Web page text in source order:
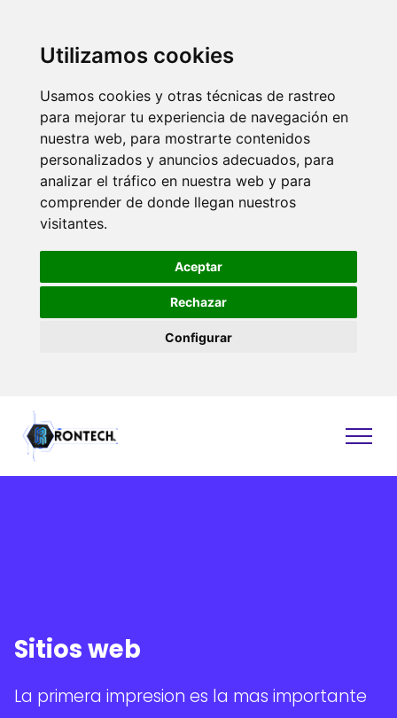
Utilizamos cookies
Usamos cookies y otras técnicas de rastreo
para mejorar tu experiencia de navegación en
nuestra web, para mostrarte contenidos
personalizados y anuncios adecuados, para
analizar el tráfico en nuestra web y para
comprender de donde llegan nuestros
visitantes.
Aceptar
Rechazar
Configurar
Asistencia tecnica
Diseno grafico
Sitios web
La primera impresion es la mas importante